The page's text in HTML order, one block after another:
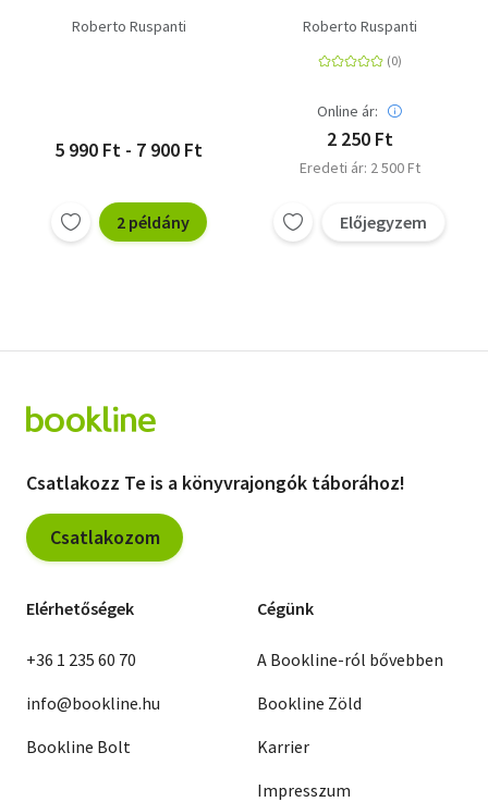
Roberto Ruspanti
5 990 Ft - 7 900 Ft
2 példány
Roberto Ruspanti
Online ár:
2 250 Ft
Eredeti ár: 2 500 Ft
Előjegyzem
Csatlakozz Te is a könyvrajongók táborához!
Csatlakozom
Elérhetőségek
+36 1 235 60 70
info@bookline.hu
Bookline Bolt
Cégünk
A Bookline-ról bővebben
Bookline Zöld
Karrier
Impresszum